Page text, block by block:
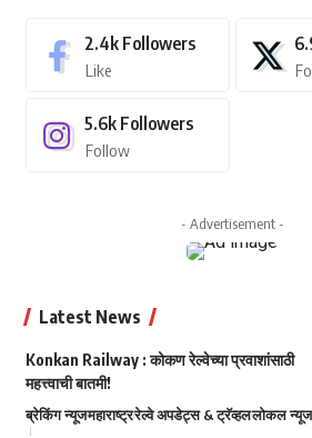
2.4k Followers
Like
5.6k Followers
Follow
- Advertisement -
Latest News
Konkan Railway : कोकण रेल्वेच्या प्रवाशांसाठी
महत्त्वाची बातमी!
ब्रेकिंग न्यूजमहाराष्ट्ररेल्वे अपडेट्स & ट्रॅव्हललोकल न्यूज